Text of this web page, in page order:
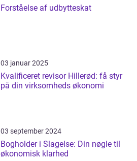
Forståelse af udbytteskat
03 januar 2025
Kvalificeret revisor Hillerød: få styr
på din virksomheds økonomi
03 september 2024
Bogholder i Slagelse: Din nøgle til
økonomisk klarhed